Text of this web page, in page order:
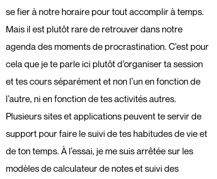
se fier à notre horaire pour tout accomplir à temps.
Mais il est plutôt rare de retrouver dans notre
agenda des moments de procrastination. C’est pour
cela que je te parle ici plutôt d’organiser ta session
et tes cours séparément et non l’un en fonction de
l’autre, ni en fonction de tes activités autres.
Plusieurs sites et applications peuvent te servir de
support pour faire le suivi de tes habitudes de vie et
de ton temps. À l’essai, je me suis arrêtée sur les
modèles de calculateur de notes et suivi des